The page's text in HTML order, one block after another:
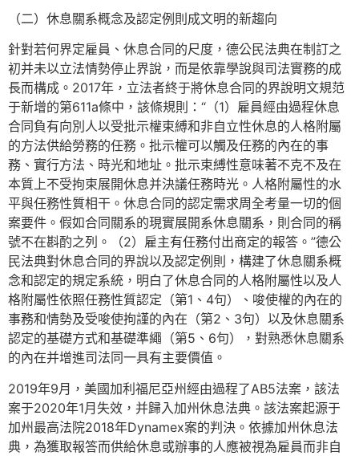
（二）休息關系概念及認定例則成文明的新趨向
針對若何界定雇員、休息合同的尺度，德公民法典在制訂之
初并未以立法情勢停止界說，而是依靠學說與司法實務的成
長而構成。2017年，立法者終于將休息合同的界說明文規范
于新增的第611a條中，該條規則：“（1）雇員經由過程休息
合同負有向別人以受批示權束縛和非自立性休息的人格附屬
的方法供給勞務的任務。批示權可以觸及任務的內在的事
務、實行方法、時光和地址。批示束縛性意味著不克不及在
本質上不受拘束展開休息并決議任務時光。人格附屬性的水
平與任務性質相干。休息合同的認定需求周全考量一切的個
案要件。假如合同關系的現實展開系休息關系，則合同的稱
號不在斟酌之列。（2）雇主有任務付出商定的報答。”德公
民法典對休息合同的界說以及認定例則，構建了休息關系概
念和認定的規定系統，明白了休息合同的人格附屬性以及人
格附屬性依照任務性質認定（第1、4句）、唆使權的內在的
事務和情勢及受唆使拘謹的內在（第2、3句）以及休息關系
認定的基礎方式和基礎準繩（第5、6句），對熟悉休息關系
的內在并增進司法同一具有主要價值。
2019年9月，美國加利福尼亞州經由過程了AB5法案，該法
案于2020年1月失效，并歸入加州休息法典。該法案起源于
加州最高法院2018年Dynamex案的判決。依據加州休息法
典，為獲取報答而供給休息或辦事的人應被視為雇員而非自